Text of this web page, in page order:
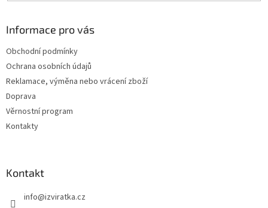
Informace pro vás
Obchodní podmínky
Ochrana osobních údajů
Reklamace, výměna nebo vrácení zboží
Doprava
Věrnostní program
Kontakty
Kontakt
info@izviratka.cz